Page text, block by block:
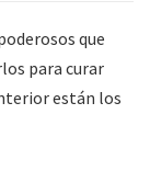
que
para curar
están los